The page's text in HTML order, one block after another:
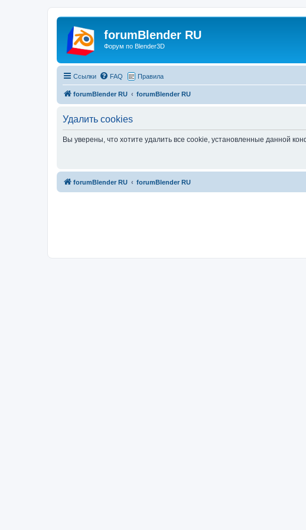
forumBlender RU
Форум по Blender3D
Ссылки FAQ Правила
forumBlender RU forumBlender RU
Удалить cookies
Вы уверены, что хотите удалить все cookie, установленные данной
forumBlender RU forumBlender RU